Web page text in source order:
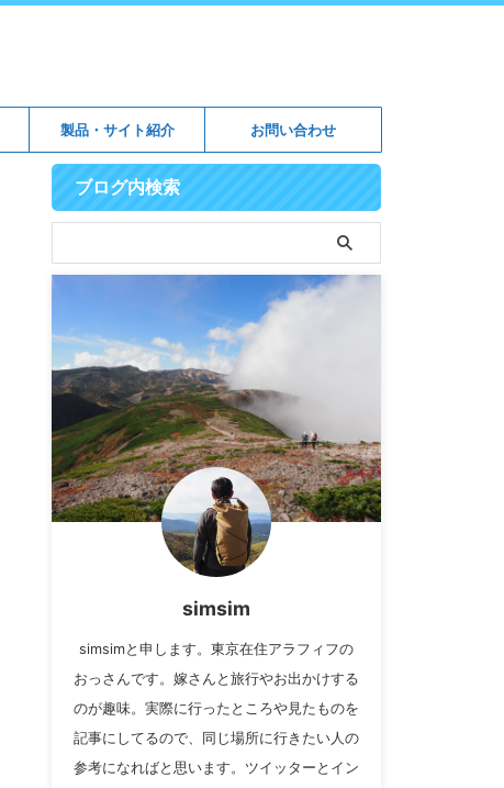
製品・サイト紹介 お問い合わせ
ブログ内検索
simsim
simsimと申します。東京在住アラフィフの
おっさんです。嫁さんと旅行やお出かけする
のが趣味。実際に行ったところや見たものを
記事にしてるので、同じ場所に行きたい人の
参考になればと思います。ツイッターとイン